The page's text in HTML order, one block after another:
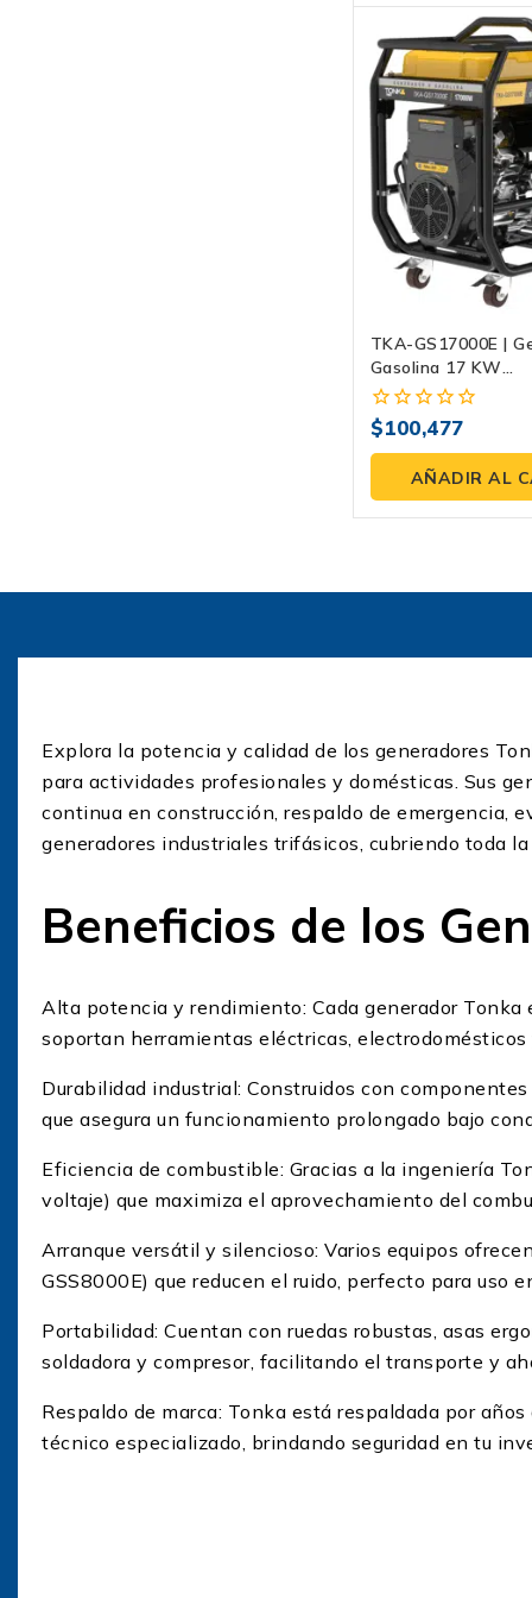
TKA-GS17000E |
Gasolina 17 KW
Monofásico/
Equitativa Y
0
fuera
5
$100,477
AÑADIR AL
Explora la potencia y calidad de los generadores
para actividades profesionales y domésticas. Sus
continua en construcción, respaldo de emergencia,
generadores industriales trifásicos, cubriendo toda la
Beneficios de los
Alta potencia y rendimiento: Cada generador
soportan herramientas eléctricas, electrodomésticos
Durabilidad industrial: Construidos con
que asegura un funcionamiento prolongado bajo
Eficiencia de combustible: Gracias a la ingeniería
voltaje) que maximiza el aprovechamiento del
Arranque versátil y silencioso: Varios equipos
GSS8000E) que reducen el ruido, perfecto para uso
Portabilidad: Cuentan con ruedas robustas, asas
soldadora y compresor, facilitando el transporte y
Respaldo de marca: Tonka está respaldada por
técnico especializado, brindando seguridad en tu